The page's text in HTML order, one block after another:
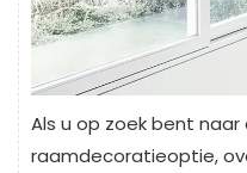
Als u op zoek bent
raamdecoratieoptie,